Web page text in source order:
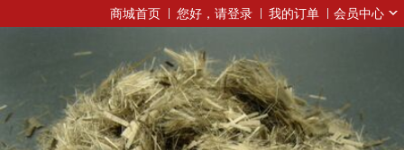
商城首页 您好，请登录 我的订单 会员中心